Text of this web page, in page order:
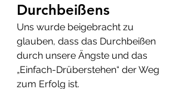
Durchbeißens
Uns wurde beigebracht zu
glauben, dass das Durchbeißen
durch unsere Ängste und das
„Einfach-Drüberstehen“ der Weg
zum Erfolg ist.